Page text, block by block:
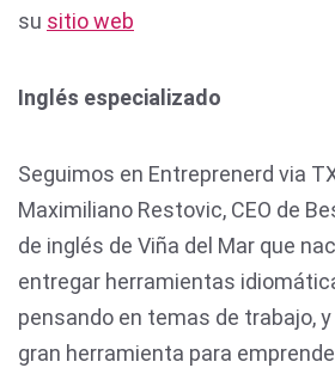
su sitio web
Inglés especializado
Seguimos en Entreprenerd via
Maximiliano Restovic, CEO de
de inglés de Viña del Mar que
entregar herramientas
pensando en temas de trabajo,
gran herramienta para